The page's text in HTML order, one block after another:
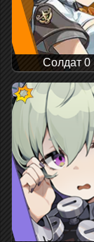
Солдат 0